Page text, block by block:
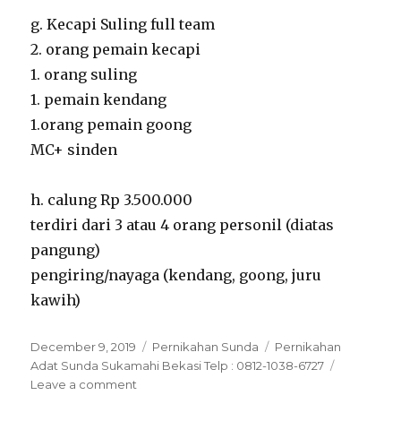
g. Kecapi Suling full team
2. orang pemain kecapi
1. orang suling
1. pemain kendang
1.orang pemain goong
MC+ sinden
h. calung Rp 3.500.000
terdiri dari 3 atau 4 orang personil (diatas
pangung)
pengiring/nayaga (kendang, goong, juru
kawih)
Posted
on
December 9, 2019 Categories
Pernikahan Sunda Tags
Pernikahan
Adat Sunda Sukamahi Bekasi Telp : 0812-1038-6727
Leave a comment